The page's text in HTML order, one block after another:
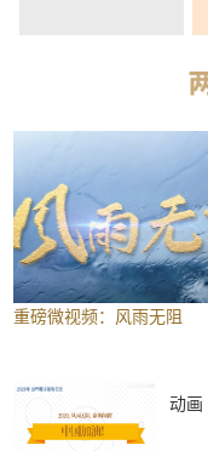
重磅微视频：风雨无阻
动画